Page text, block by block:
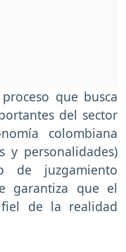
que busca
del sector
colombiana
y personalidades)
de juzgamiento
garantiza que el
de la realidad